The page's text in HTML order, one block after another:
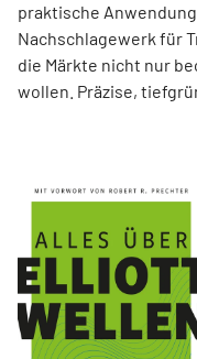
praktische
Nachschlagewerk für
die Märkte nicht nur
wollen. Präzise,